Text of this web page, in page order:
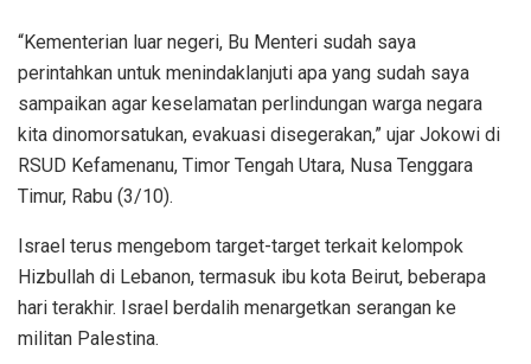
“Kementerian luar negeri, Bu Menteri sudah saya
perintahkan untuk menindaklanjuti apa yang sudah saya
sampaikan agar keselamatan perlindungan warga negara
kita dinomorsatukan, evakuasi disegerakan,” ujar Jokowi di
RSUD Kefamenanu, Timor Tengah Utara, Nusa Tenggara
Timur, Rabu (3/10).
Israel terus mengebom target-target terkait kelompok
Hizbullah di Lebanon, termasuk ibu kota Beirut, beberapa
hari terakhir. Israel berdalih menargetkan serangan ke
militan Palestina.